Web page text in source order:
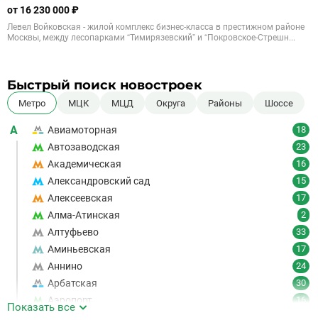
от 16 230 000 ₽
Левел Войковская - жилой комплекс бизнес-класса в престижном районе
Москвы, между лесопарками “Тимирязевский” и “Покровское-Стрешн...
Быстрый поиск новостроек
Метро МЦК МЦД Округа Районы Шоссе
А Авиамоторная 18
Автозаводская 23
Академическая 16
Александровский сад 15
Алексеевская 17
Алма-Атинская 2
Алтуфьево 33
Аминьевская 17
Аннино 24
Арбатская 30
Аэропорт 16
Показать все